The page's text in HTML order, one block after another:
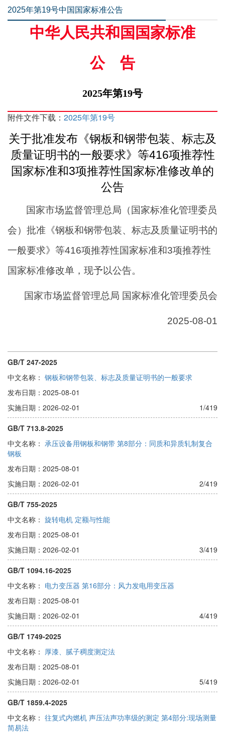
2025年第19号中国国家标准公告
中华人民共和国国家标准
公告
2025年第19号
附件文件下载： 2025年第19号
关于批准发布《钢板和钢带包装、标志及
质量证明书的一般要求》等416项推荐性
国家标准和3项推荐性国家标准修改单的
公告
国家市场监督管理总局（国家标准化管理委员
会）批准《钢板和钢带包装、标志及质量证明书的
一般要求》等416项推荐性国家标准和3项推荐性
国家标准修改单，现予以公告。
国家市场监督管理总局 国家标准化管理委员会
2025-08-01
GB/T 247-2025
中文名称： 钢板和钢带包装、标志及质量证明书的一般要求
发布日期：2025-08-01
实施日期：2026-02-01
1/419
GB/T 713.8-2025
中文名称： 承压设备用钢板和钢带 第8部分：同质和异质轧制复合
钢板
发布日期：2025-08-01
实施日期：2026-02-01
2/419
GB/T 755-2025
中文名称： 旋转电机 定额与性能
发布日期：2025-08-01
实施日期：2026-02-01
3/419
GB/T 1094.16-2025
中文名称： 电力变压器 第16部分：风力发电用变压器
发布日期：2025-08-01
实施日期：2026-02-01
4/419
GB/T 1749-2025
中文名称： 厚漆、腻子稠度测定法
发布日期：2025-08-01
实施日期：2026-02-01
5/419
GB/T 1859.4-2025
中文名称： 往复式内燃机 声压法声功率级的测定 第4部分:现场测量
简易法